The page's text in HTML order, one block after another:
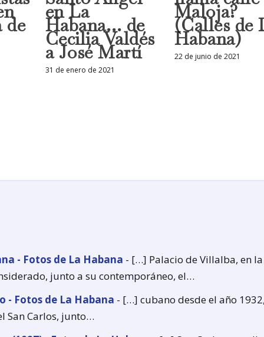
de
en La
Habana… de
Cecilia Valdés
a José Martí
31 de enero de 2021
Maloja?
(Calles de
Habana)
22 de junio de 2021
- Fotos de La Habana - […] Palacio de Villalba, en la
junto a su contemporáneo, el…
- Fotos de La Habana - […] cubano desde el año
San Carlos, junto…